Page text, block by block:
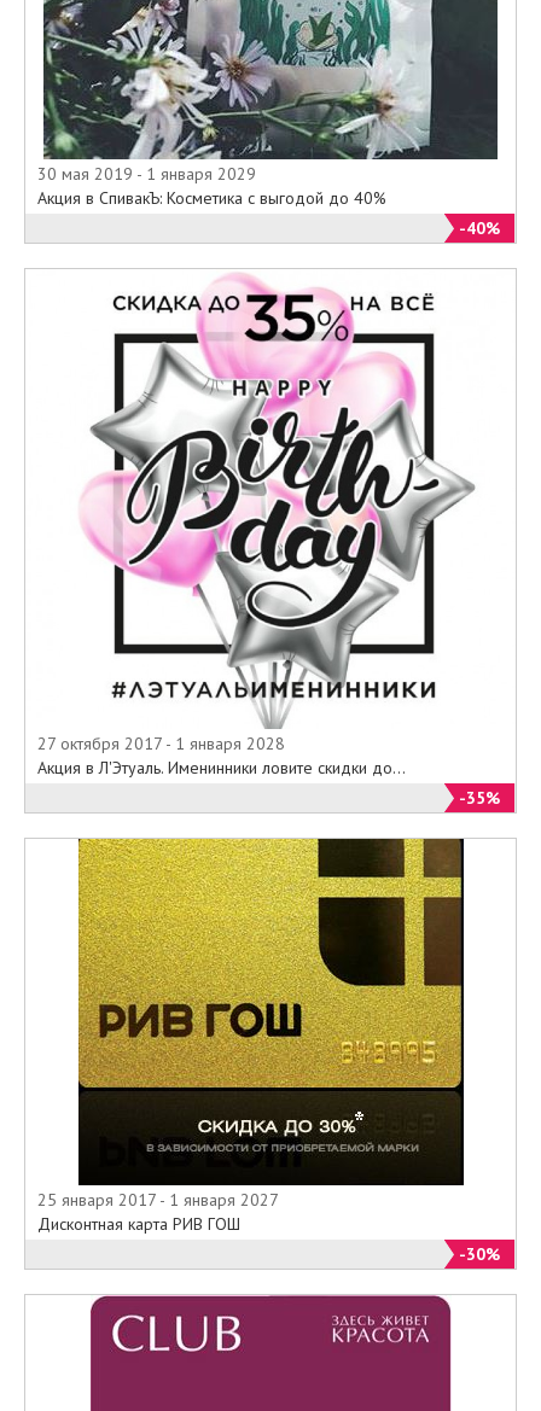
30 мая 2019 - 1 января 2029
Акция в СпивакЪ: Косметика с выгодой до 40%
-40%
27 октября 2017 - 1 января 2028
Акция в Л'Этуаль. Именинники ловите скидки до...
-35%
25 января 2017 - 1 января 2027
Дисконтная карта РИВ ГОШ
-30%